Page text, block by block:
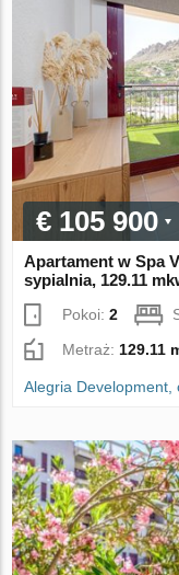
€ 105 900
Apartament w Spa
sypialnia, 129.11
Pokoi:2
Metraż: 129.11
Alegria Development,